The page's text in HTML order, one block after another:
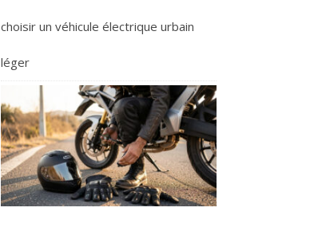
choisir un véhicule électrique urbain
léger